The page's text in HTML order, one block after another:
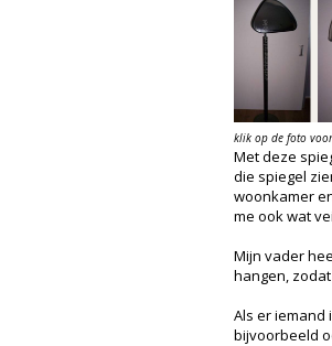
klik op de foto
Met deze
die spiegel
woonkamer
me ook wat
Mijn vader
hangen,
Als er iemand
bijvoorbeeld